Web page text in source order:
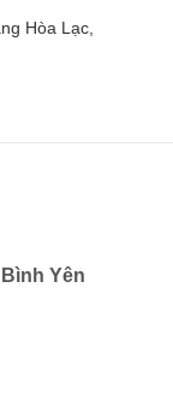
Hòa Lạc,
Yên